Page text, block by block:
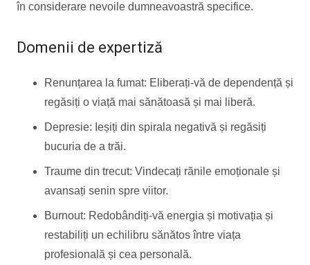
în considerare nevoile dumneavoastră specifice.
Domenii de expertiză
Renunțarea la fumat: Eliberați-vă de dependență și
regăsiți o viață mai sănătoasă și mai liberă.
Depresie: Ieșiți din spirala negativă și regăsiți
bucuria de a trăi.
Traume din trecut: Vindecați rănile emoționale și
avansați senin spre viitor.
Burnout: Redobândiți-vă energia și motivația și
restabiliți un echilibru sănătos între viața
profesională și cea personală.